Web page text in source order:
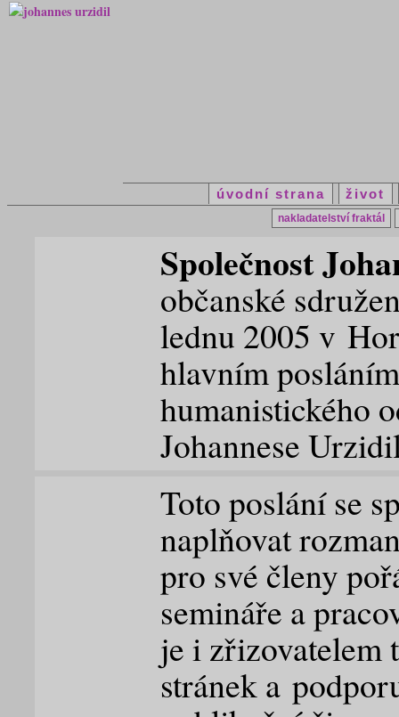
úvodní strana život
nakladatelství fraktál
Společnost
občanské
lednu 2005 v
hlavním
humanistického
Johannese
Toto poslání se
naplňovat
pro své členy
semináře a
je i zřizovatelem
stránek a